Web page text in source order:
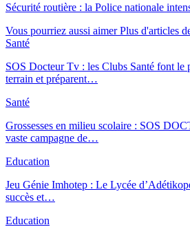
Sécurité routière : la Police nationale
Vous pourriez aussi aimer Plus d'articles
Santé
SOS Docteur Tv : les Clubs Santé font le
terrain et préparent…
Santé
Grossesses en milieu scolaire : SOS
vaste campagne de…
Education
Jeu Génie Imhotep : Le Lycée
succès et…
Education